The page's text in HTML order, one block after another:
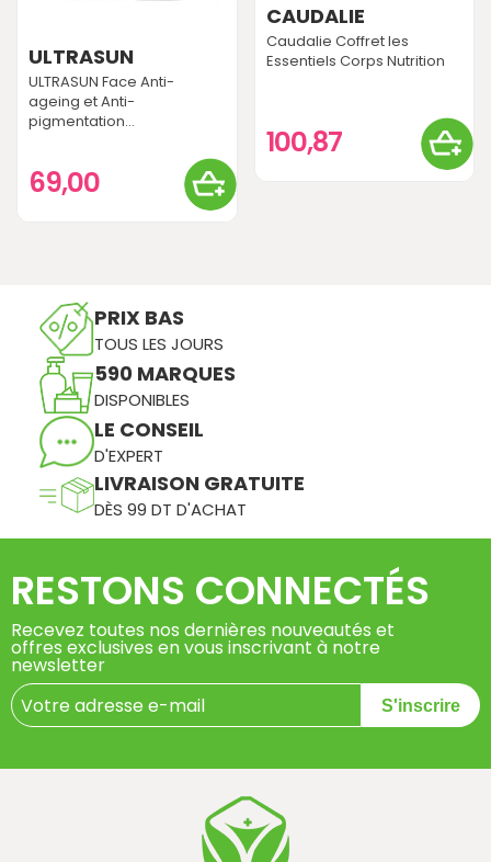
ULTRASUN
ULTRASUN Face Anti-
ageing et Anti-
pigmentation...
69,00
CAUDALIE
Caudalie Coffret les
Essentiels Corps Nutrition
100,87
PRIX BAS
TOUS LES JOURS
590 MARQUES
DISPONIBLES
LE CONSEIL
D'EXPERT
LIVRAISON GRATUITE
DÈS 99 DT D'ACHAT
RESTONS CONNECTÉS
Recevez toutes nos dernières nouveautés et
offres exclusives en vous inscrivant à notre
newsletter
S'inscrire